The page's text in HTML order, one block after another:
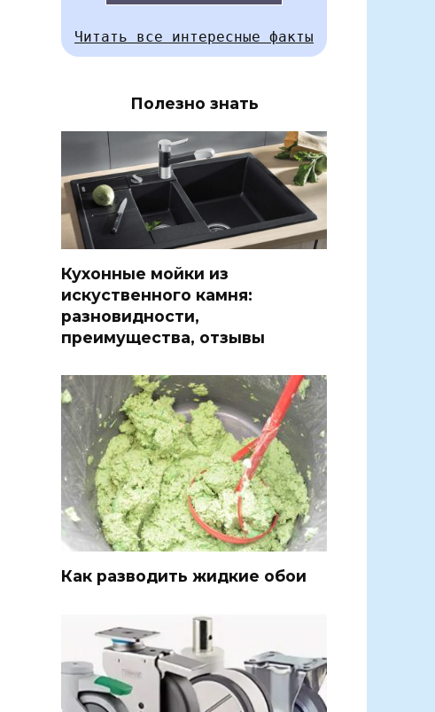
Читать все интересные факты
Полезно знать
Кухонные мойки из
искуственного камня:
разновидности,
преимущества, отзывы
Как разводить жидкие обои